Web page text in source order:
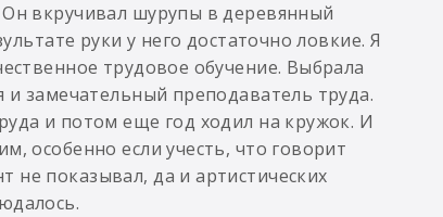
вкручивал шурупы в деревянный
руки у него достаточно ловкие. Я
трудовое обучение. Выбрала
замечательный преподаватель труда.
и потом еще год ходил на кружок. И
особенно если учесть, что говорит
показывал, да и артистических